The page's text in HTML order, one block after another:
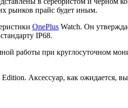
рынков прайс будет иным.
OnePlus Watch. Он
IP68.
работы при круглосуточном
Аксессуар, как ожидается,